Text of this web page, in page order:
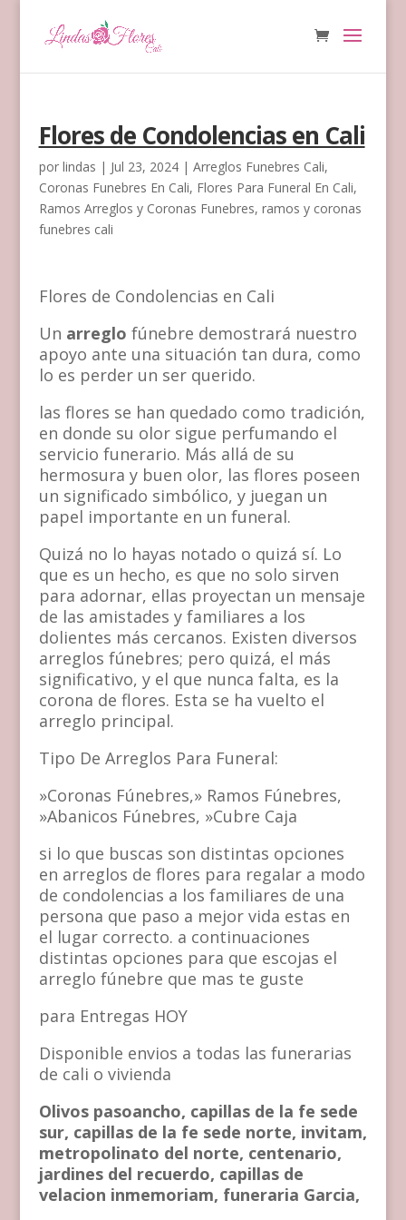
Flores de Condolencias en Cali
por lindas | Jul 23, 2024| Arreglos Funebres Cali,
Coronas Funebres En Cali, Flores Para Funeral En Cali,
Ramos Arreglos y Coronas Funebres, ramos y coronas
funebres cali
Flores de Condolencias en Cali
Un arreglo fúnebre demostrará nuestro
apoyo ante una situación tan dura, como
lo es perder un ser querido.
las flores se han quedado como tradición,
en donde su olor sigue perfumando el
servicio funerario. Más allá de su
hermosura y buen olor, las flores poseen
un significado simbólico, y juegan un
papel importante en un funeral.
Quizá no lo hayas notado o quizá sí. Lo
que es un hecho, es que no solo sirven
para adornar, ellas proyectan un mensaje
de las amistades y familiares a los
dolientes más cercanos. Existen diversos
arreglos fúnebres; pero quizá, el más
significativo, y el que nunca falta, es la
corona de flores. Esta se ha vuelto el
arreglo principal.
Tipo De Arreglos Para Funeral:
»Coronas Fúnebres,» Ramos Fúnebres,
»Abanicos Fúnebres, »Cubre Caja
si lo que buscas son distintas opciones
en arreglos de flores para regalar a modo
de condolencias a los familiares de una
persona que paso a mejor vida estas en
el lugar correcto. a continuaciones
distintas opciones para que escojas el
arreglo fúnebre que mas te guste
para Entregas HOY
Disponible envios a todas las funerarias
de cali o vivienda
Olivos pasoancho, capillas de la fe sede
sur, capillas de la fe sede norte, invitam,
metropolinato del norte, centenario,
jardines del recuerdo, capillas de
velacion inmemoriam, funeraria Garcia,